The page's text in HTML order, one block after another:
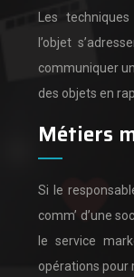
Les
l’objet
communiquer
des objets en
Métiers
Si le
comm’ d’une
le service
opérations pour